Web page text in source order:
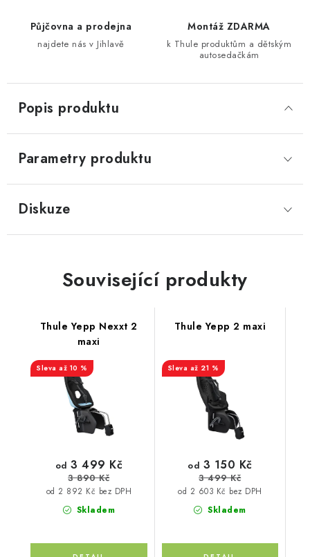
Půjčovna a prodejna
najdete nás v Jihlavě
Montáž ZDARMA
k Thule produktům a dětským
autosedačkám
Popis produktu
Parametry produktu
Diskuze
Související produkty
Thule Yepp Nexxt 2
maxi
až 10 %
Skladem
od 2 892 Kč bez DPH
od 3 499 Kč
3 890 Kč
Thule Yepp 2 maxi
až 21 %
Skladem
od 2 603 Kč bez DPH
od 3 150 Kč
3 499 Kč